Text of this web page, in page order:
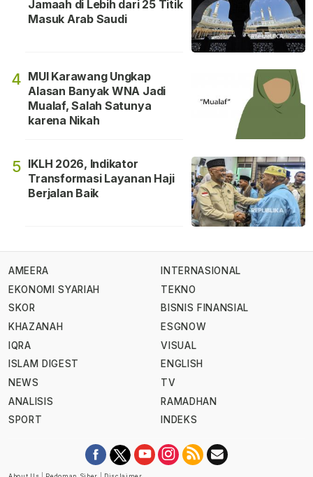
Jamaah di Lebih dari 25 Titik
Masuk Arab Saudi
4 MUI Karawang Ungkap
Alasan Banyak WNA Jadi
Mualaf, Salah Satunya
karena Nikah
5 IKLH 2026, Indikator
Transformasi Layanan Haji
Berjalan Baik
AMEERA
EKONOMI SYARIAH
SKOR
KHAZANAH
IQRA
ISLAM DIGEST
NEWS
ANALISIS
SPORT
INTERNASIONAL
TEKNO
BISNIS FINANSIAL
ESGNOW
VISUAL
ENGLISH
TV
RAMADHAN
INDEKS